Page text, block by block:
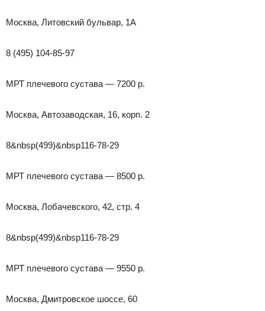
Москва, Литовский бульвар, 1А
8 (495) 104-85-97
МРТ плечевого сустава — 7200 р.
Москва, Автозаводская, 16, корп. 2
8&nbsp(499)&nbsp116-78-29
МРТ плечевого сустава — 8500 р.
Москва, Лобачевского, 42, стр. 4
8&nbsp(499)&nbsp116-78-29
МРТ плечевого сустава — 9550 р.
Москва, Дмитровское шоссе, 60